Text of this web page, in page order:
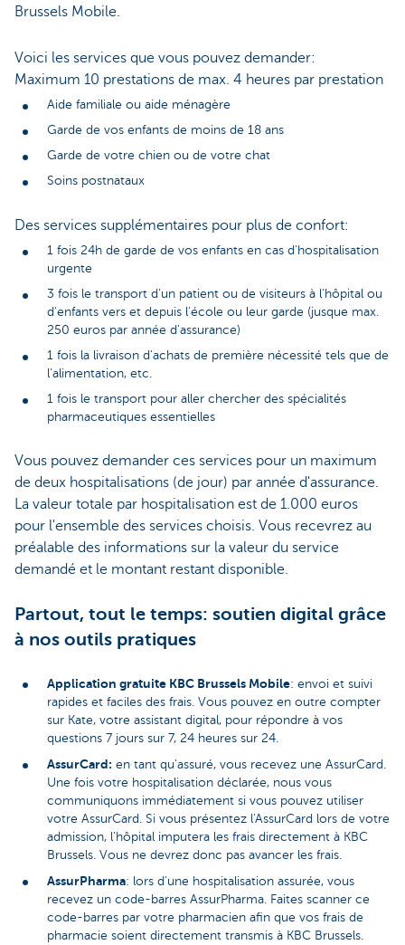
Brussels Mobile.
Voici les services que vous pouvez demander:
Maximum 10 prestations de max. 4 heures par prestation
Aide familiale ou aide ménagère
Garde de vos enfants de moins de 18 ans
Garde de votre chien ou de votre chat
Soins postnataux
Des services supplémentaires pour plus de confort:
1 fois 24h de garde de vos enfants en cas d'hospitalisation
urgente
3 fois le transport d'un patient ou de visiteurs à l'hôpital ou
d'enfants vers et depuis l'école ou leur garde (jusque max.
250 euros par année d'assurance)
1 fois la livraison d'achats de première nécessité tels que de
l'alimentation, etc.
1 fois le transport pour aller chercher des spécialités
pharmaceutiques essentielles
Vous pouvez demander ces services pour un maximum
de deux hospitalisations (de jour) par année d'assurance.
La valeur totale par hospitalisation est de 1.000 euros
pour l'ensemble des services choisis. Vous recevrez au
préalable des informations sur la valeur du service
demandé et le montant restant disponible.
Partout, tout le temps: soutien digital grâce
à nos outils pratiques
Application gratuite KBC Brussels Mobile: envoi et suivi
rapides et faciles des frais. Vous pouvez en outre compter
sur Kate, votre assistant digital, pour répondre à vos
questions 7 jours sur 7, 24 heures sur 24.
AssurCard: en tant qu'assuré, vous recevez une AssurCard.
Une fois votre hospitalisation déclarée, nous vous
communiquons immédiatement si vous pouvez utiliser
votre AssurCard. Si vous présentez l'AssurCard lors de votre
admission, l'hôpital imputera les frais directement à KBC
Brussels. Vous ne devrez donc pas avancer les frais.
AssurPharma: lors d'une hospitalisation assurée, vous
recevez un code-barres AssurPharma. Faites scanner ce
code-barres par votre pharmacien afin que vos frais de
pharmacie soient directement transmis à KBC Brussels.